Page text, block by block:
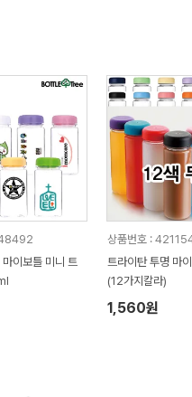
이보틀 미니 트
상품번호 :
트라이탄 투명 마
(12가지칼라)
1,560원